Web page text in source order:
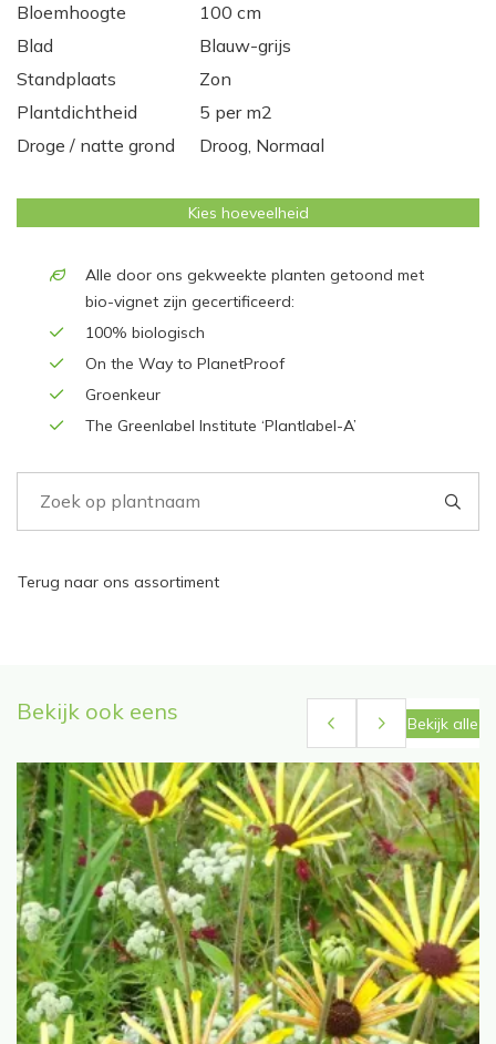
Bloemhoogte
100 cm
Blad
Blauw-grijs
Standplaats
Zon
Plantdichtheid
5 per m2
Droge / natte grond
Droog, Normaal
Kies hoeveelheid
Alle door ons gekweekte planten getoond met
bio-vignet zijn gecertificeerd:
100% biologisch
On the Way to PlanetProof
Groenkeur
The Greenlabel Institute ‘Plantlabel-A’
Terug naar ons assortiment
Bekijk ook eens Bekijk alle